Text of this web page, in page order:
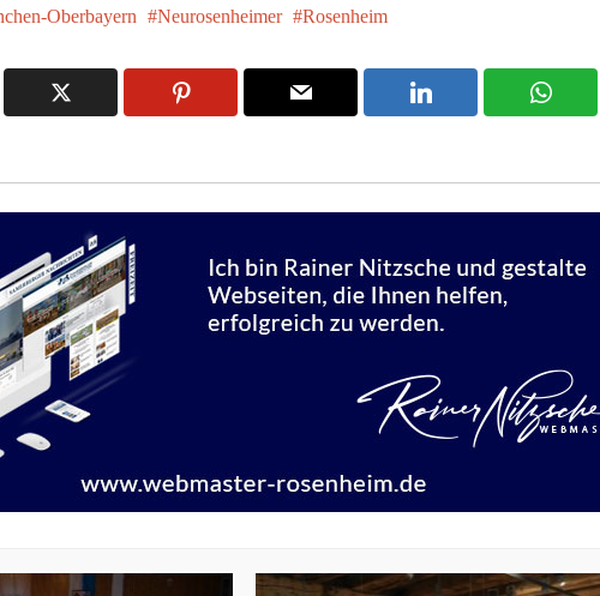
Oberbayern Neurosenheimer Rosenheim